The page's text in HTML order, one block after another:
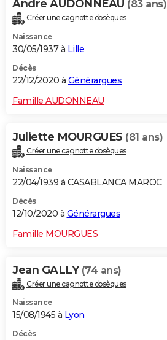
Andre AUDONNEAU (83 ans)
Créer une cagnotte obsèques
Naissance
30/05/1937 à Lille
Décès
22/12/2020 à Générargues
Famille AUDONNEAU
Juliette MOURGUES (81 ans)
Créer une cagnotte obsèques
Naissance
22/04/1939 à CASABLANCA MAROC
Décès
12/10/2020 à Générargues
Famille MOURGUES
Jean GALLY (74 ans)
Créer une cagnotte obsèques
Naissance
15/08/1945 à Lyon
Décès